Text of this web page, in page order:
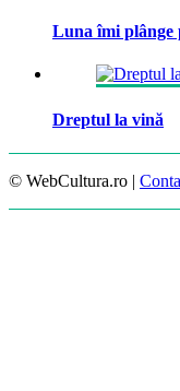
Luna îmi plânge
Dreptul la vină
© WebCultura.ro |